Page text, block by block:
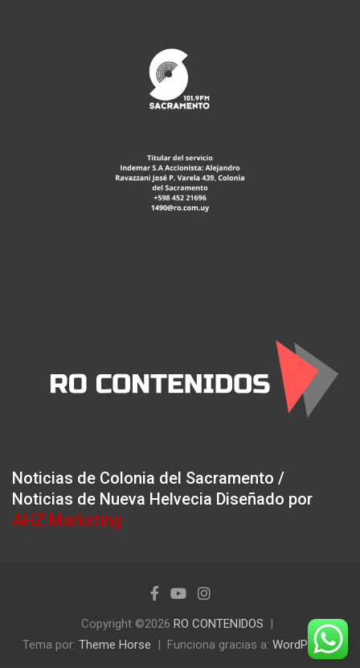
Noticias de Colonia del Sacramento /
Noticias de Nueva Helvecia Diseñado por
AHZ Marketing
Copyright ©2026 RO CONTENIDOS
Tema por: Theme Horse Funciona gracias a: WordPress